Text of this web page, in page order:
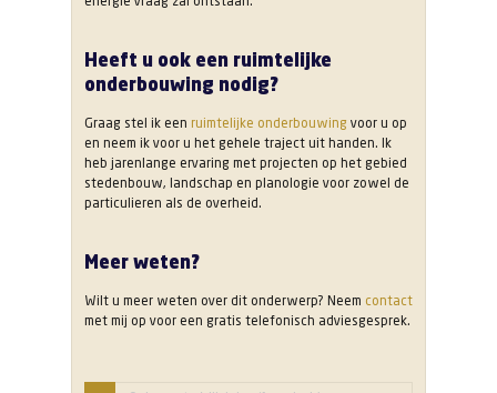
Heeft u ook een ruimtelijke
onderbouwing nodig?
Graag stel ik een ruimtelijke onderbouwing voor u op
en neem ik voor u het gehele traject uit handen. Ik
heb jarenlange ervaring met projecten op het gebied
stedenbouw, landschap en planologie voor zowel de
particulieren als de overheid.
Meer weten?
Wilt u meer weten over dit onderwerp? Neem contact
met mij op voor een gratis telefonisch adviesgesprek.